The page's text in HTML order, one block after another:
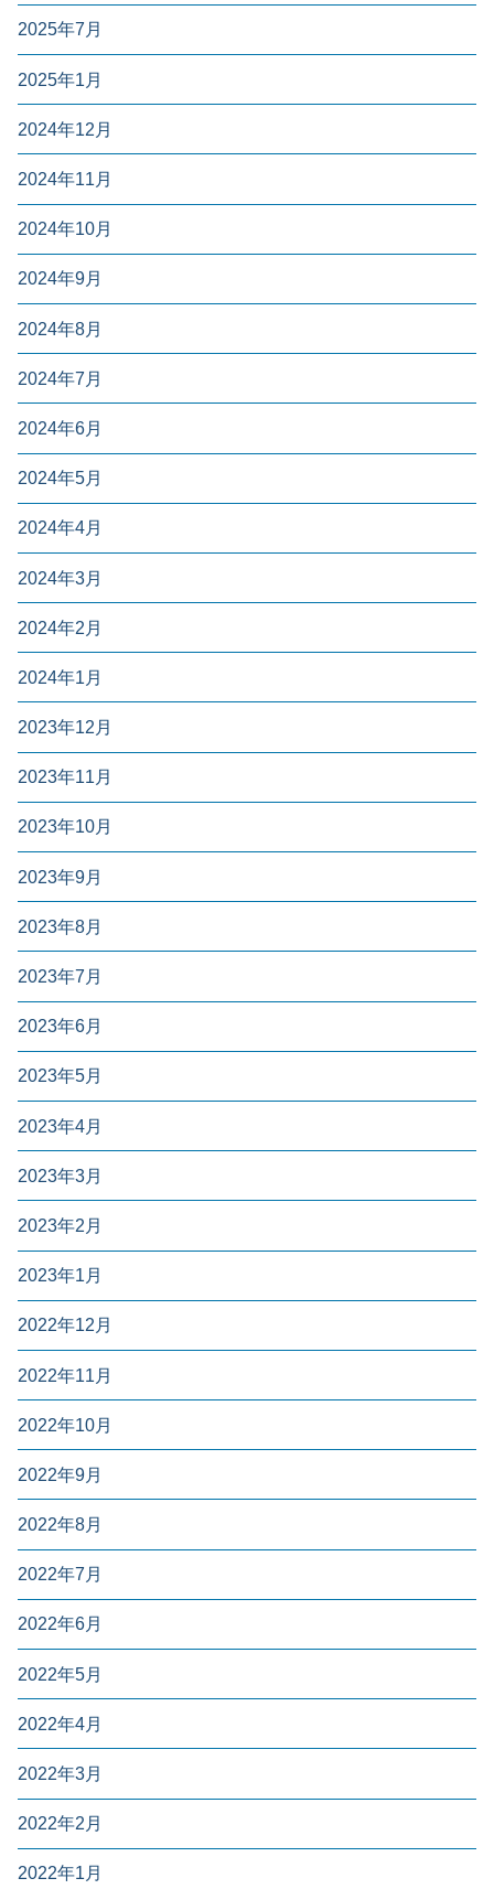
2025年7月
2025年1月
2024年12月
2024年11月
2024年10月
2024年9月
2024年8月
2024年7月
2024年6月
2024年5月
2024年4月
2024年3月
2024年2月
2024年1月
2023年12月
2023年11月
2023年10月
2023年9月
2023年8月
2023年7月
2023年6月
2023年5月
2023年4月
2023年3月
2023年2月
2023年1月
2022年12月
2022年11月
2022年10月
2022年9月
2022年8月
2022年7月
2022年6月
2022年5月
2022年4月
2022年3月
2022年2月
2022年1月